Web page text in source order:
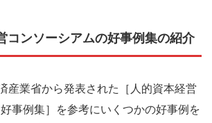
コンソーシアムの好事例集の紹介
産業省から発表された［人的資本経営
事例集］を参考にいくつかの好事例を